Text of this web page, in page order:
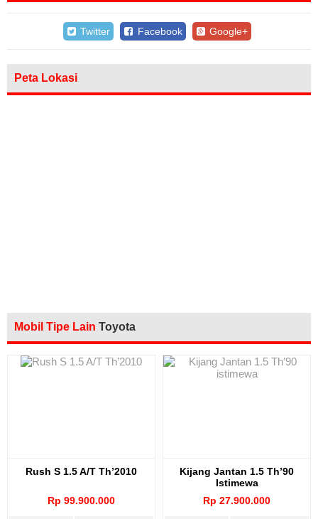
Twitter Facebook Google+
Peta Lokasi
Mobil Tipe Lain Toyota
Rush S 1.5 A/T Th’2010
Rp 99.900.000
Kijang Jantan 1.5 Th’90
Istimewa
Rp 27.900.000